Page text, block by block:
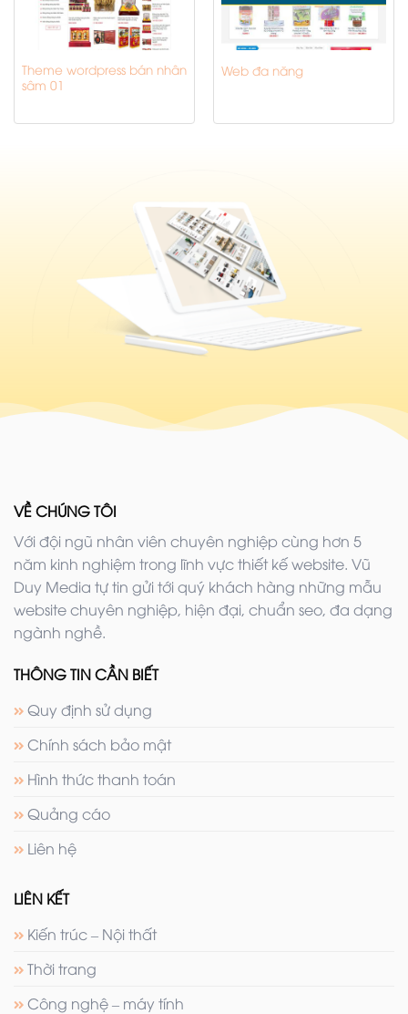
Theme wordpress bán nhân
sâm 01
Web đa năng
VỀ CHÚNG TÔI
Với đội ngũ nhân viên chuyên nghiệp cùng hơn 5
năm kinh nghiệm trong lĩnh vực thiết kế website. Vũ
Duy Media tự tin gửi tới quý khách hàng những mẫu
website chuyên nghiệp, hiện đại, chuẩn seo, đa dạng
ngành nghề.
THÔNG TIN CẦN BIẾT
Quy định sử dụng
Chính sách bảo mật
Hình thức thanh toán
Quảng cáo
Liên hệ
LIÊN KẾT
Kiến trúc – Nội thất
Thời trang
Công nghệ – máy tính